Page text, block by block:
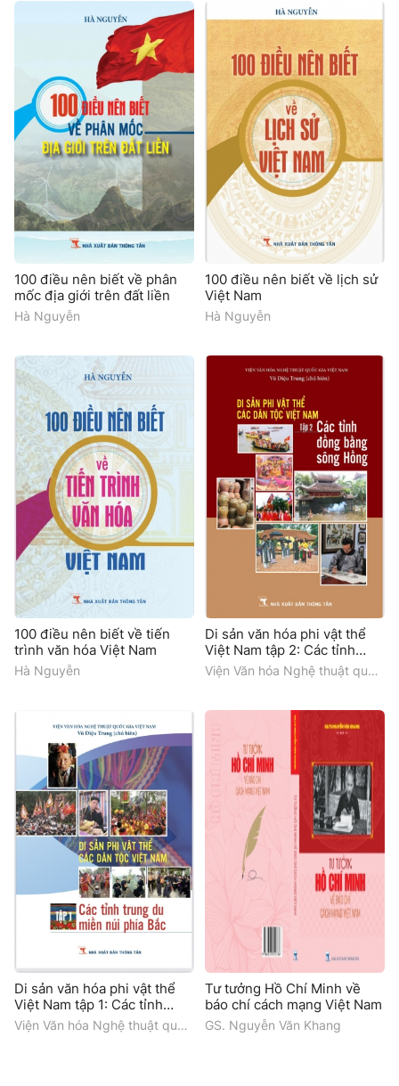
100 điều nên biết về phân
mốc địa giới trên đất liền
Hà Nguyễn
100 điều nên biết về lịch sử
Việt Nam
Hà Nguyễn
100 điều nên biết về tiến
trình văn hóa Việt Nam
Hà Nguyễn
Di sản văn hóa phi vật thể
Việt Nam tập 2: Các tỉnh
đồng bằng sông Hồng
Viện Văn hóa Nghệ thuật quốc
Di sản văn hóa phi vật thể
Việt Nam tập 1: Các tỉnh
trung du miền núi phía Bắc
Viện Văn hóa Nghệ thuật quốc
Tư tưởng Hồ Chí Minh về
báo chí cách mạng Việt Nam
GS. Nguyễn Văn Khang